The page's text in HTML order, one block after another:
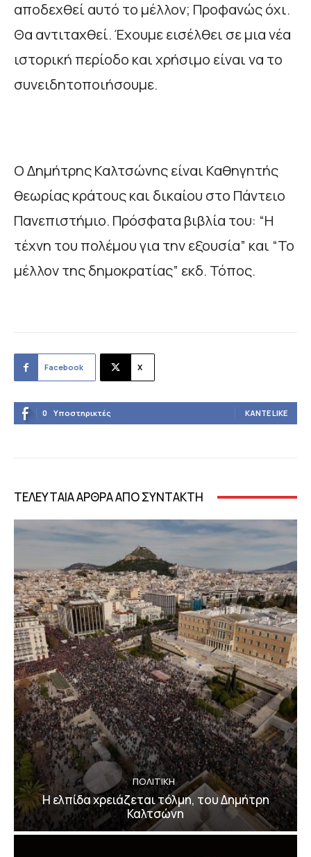
αποδεχθεί αυτό το μέλλον; Προφανώς όχι.
Θα αντιταχθεί. Έχουμε εισέλθει σε μια νέα
ιστορική περίοδο και χρήσιμο είναι να το
συνειδητοποιήσουμε.
Ο Δημήτρης Καλτσώνης είναι Καθηγητής
θεωρίας κράτους και δικαίου στο Πάντειο
Πανεπιστήμιο. Πρόσφατα βιβλία του: “Η
τέχνη του πολέμου για την εξουσία” και “Το
μέλλον της δημοκρατίας” εκδ. Τόπος.
Facebook X
0 Υποστηρικτές ΚΆΝΤΕ LIKE
ΤΕΛΕΥΤΑΙΑ ΑΡΘΡΑ ΑΠΟ ΣΥΝΤΑΚΤΗ
ΠΟΛΙΤΙΚΗ
Η ελπίδα χρειάζεται τόλμη, του Δημήτρη
Καλτσώνη